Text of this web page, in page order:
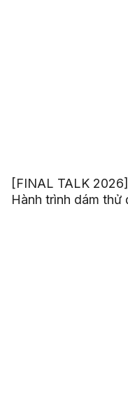
[FINAL TALK
Hành trình dám thử